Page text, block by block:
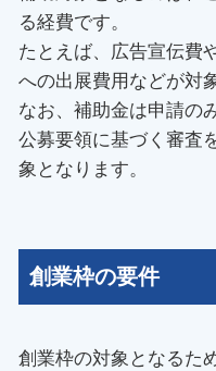
る経費です。
たとえば、広告宣伝費
への出展費用などが対
なお、補助金は申請の
公募要領に基づく審査
象となります。
創業枠の要件
創業枠の対象となるた